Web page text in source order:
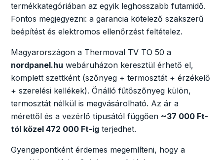
termékkategóriában az egyik leghosszabb futamidő.
Fontos megjegyezni: a garancia kötelező szakszerű
beépítést és elektromos ellenőrzést feltételez.
Magyarországon a Thermoval TV TO 50 a
nordpanel.hu webáruházon keresztül érhető el,
komplett szettként (szőnyeg + termosztát + érzékelő
+ szerelési kellékek). Önálló fűtőszőnyeg külön,
termosztát nélkül is megvásárolható. Az ár a
mérettől és a vezérlő típusától függően ~37 000 Ft-
tól közel 472 000 Ft-ig terjedhet.
Gyengepontként érdemes megemlíteni, hogy a